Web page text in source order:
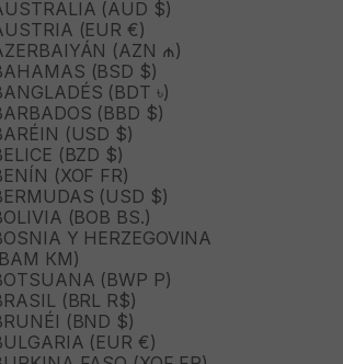
(AUD $)
(EUR €)
(AZN ₼)
(BSD $)
(BDT ৳)
(BBD $)
(USD $)
(BZD $)
(XOF FR)
(USD $)
(BOB BS.)
Y HERZEGOVINA
КМ)
(BWP P)
(BRL R$)
(BND $)
(EUR €)